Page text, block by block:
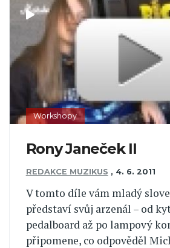
Workshopy
Rony Janeček II
REDAKCE MUZIKUS , 4. 6. 2011
V tomto díle vám mladý
představí svůj arzenál – od
pedalboard až po lampový
připomene, co odpověděl